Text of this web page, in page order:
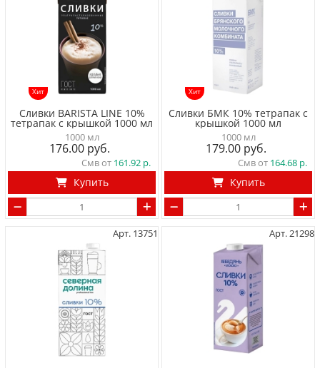
Хит
Сливки BARISTA LINE 10%
тетрапак с крышкой 1000 мл
1000 мл
176.00
Смв от 161.92
Купить
Хит
Сливки БМК 10% тетрапак с
крышкой 1000 мл
1000 мл
179.00
Смв от 164.68
Купить
Арт. 13751 Арт. 21298